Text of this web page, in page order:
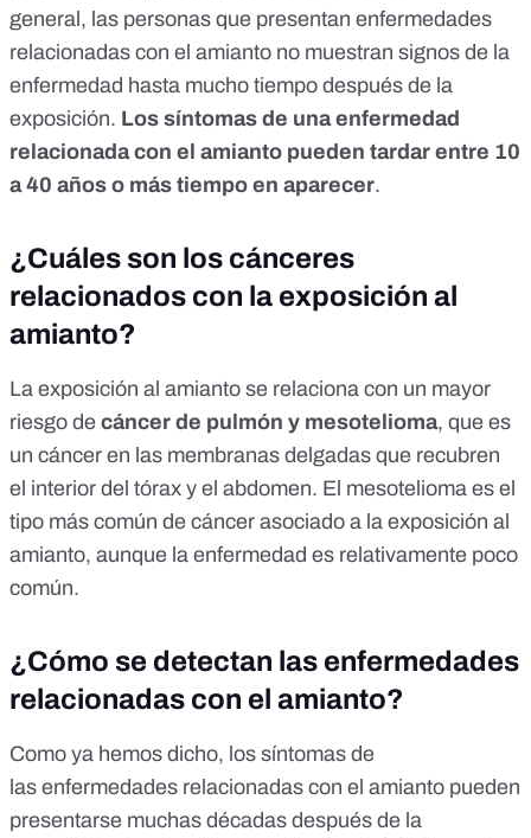
general, las personas que presentan enfermedades
relacionadas con el amianto no muestran signos de la
enfermedad hasta mucho tiempo después de la
exposición. Los síntomas de una enfermedad
relacionada con el amianto pueden tardar entre 10
a 40 años o más tiempo en aparecer.
¿Cuáles son los cánceres
relacionados con la exposición al
amianto?
La exposición al amianto se relaciona con un mayor
riesgo de cáncer de pulmón y mesotelioma, que es
un cáncer en las membranas delgadas que recubren
el interior del tórax y el abdomen. El mesotelioma es el
tipo más común de cáncer asociado a la exposición al
amianto, aunque la enfermedad es relativamente poco
común.
¿Cómo se detectan las enfermedades
relacionadas con el amianto?
Como ya hemos dicho, los síntomas de
las enfermedades relacionadas con el amianto pueden
presentarse muchas décadas después de la